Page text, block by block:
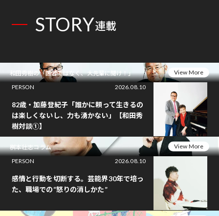
STORY連載
和田秀樹の「医者ではなく、大先輩に聞け！」
View More
PERSON
2026.08.10
82歳・加藤登紀子「誰かに頼って生きるの
は楽しくないし、力も湧かない」【和田秀
樹対談①】
桝本壮志コラム
View More
PERSON
2026.08.10
感情と行動を切断する。芸能界30年で培っ
た、職場での“怒りの消しかた”